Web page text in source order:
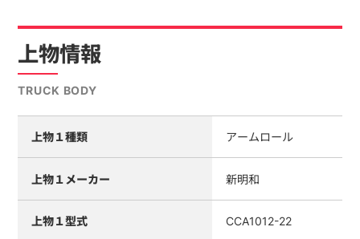
上物情報
TRUCK BODY
上物１種類 アームロール
上物１メーカー 新明和
上物１型式 CCA1012-22